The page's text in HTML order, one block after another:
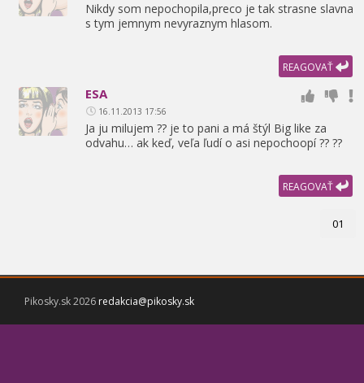
Nikdy som nepochopila,preco je tak strasne slavna
s tym jemnym nevyraznym hlasom.
REAGOVAŤ
ESA
16.11.2013 17:56
Ja ju milujem ?? je to pani a má štýl Big like za
odvahu… ak keď, veľa ľudí o asi nepochoopí ?? ??
REAGOVAŤ
01
Pikosky.sk 2026 redakcia@pikosky.sk